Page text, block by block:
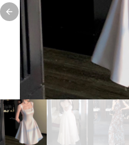
Previous slide